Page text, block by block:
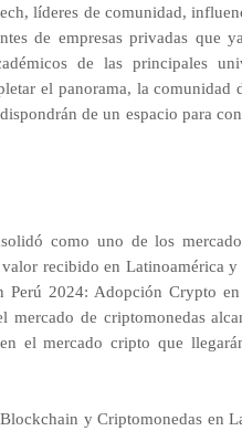
líderes de comunidad,
de empresas privadas que
de las principales
el panorama, la comunidad
de un espacio para
como uno de los
recibido en Latinoamérica y
2024: Adopción Crypto en
mercado de criptomonedas
el mercado cripto que
y Criptomonedas en